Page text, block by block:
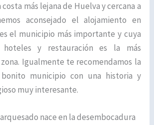
más lejana de Huelva y cercana a
aconsejado el alojamiento en
el municipio más importante y cuya
y restauración es la más
Igualmente te recomendamos la
municipio con una historia y
muy interesante.
nace en la desembocadura